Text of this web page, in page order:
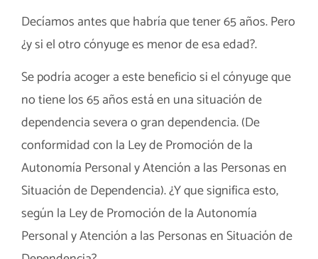
Decíamos antes que habría que tener 65 años. Pero
¿y si el otro cónyuge es menor de esa edad?.
Se podría acoger a este beneficio si el cónyuge que
no tiene los 65 años está en una situación de
dependencia severa o gran dependencia. (De
conformidad con la Ley de Promoción de la
Autonomía Personal y Atención a las Personas en
Situación de Dependencia). ¿Y que significa esto,
según la Ley de Promoción de la Autonomía
Personal y Atención a las Personas en Situación de